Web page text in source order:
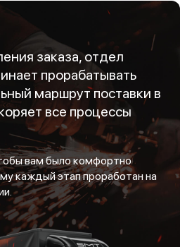
заказа, отдел
прорабатывать
маршрут поставки в
все процессы
вам было комфортно
каждый этап проработан на